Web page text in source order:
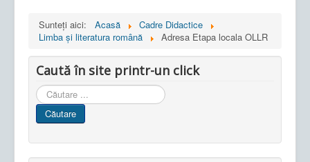
Sunteți aici: Acasă
Cadre Didactice
Limba și literatura română
Adresa Etapa locala OLLR
Caută în site printr-un click
Cauta
in
site
Căutare